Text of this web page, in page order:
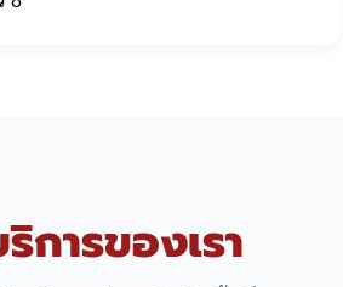
การของเรา